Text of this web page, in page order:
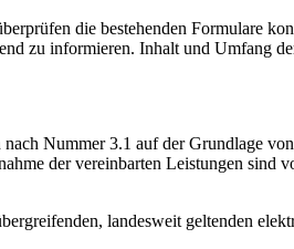
die bestehenden Formulare
zu informieren. Inhalt und Umfang
Nummer 3.1 auf der Grundlage
der vereinbarten Leistungen
landesweit geltenden